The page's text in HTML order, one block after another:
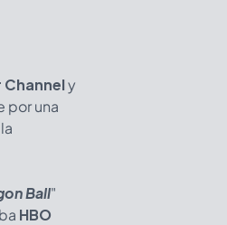
Channely
por una
Ball"
HBO